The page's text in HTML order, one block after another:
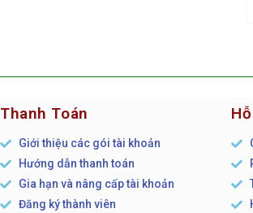
Thanh Toán
Giới thiệu các gói tài khoản
Hướng dẫn thanh toán
Gia hạn và nâng cấp tài khoản
Đăng ký thành viên